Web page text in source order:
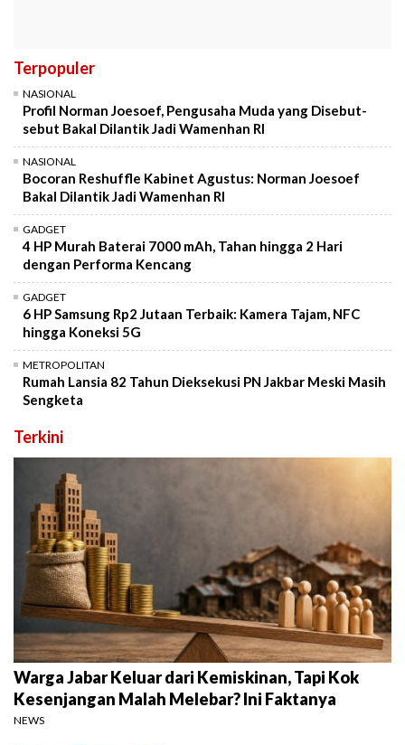
Terpopuler
NASIONAL
Profil Norman Joesoef, Pengusaha Muda yang Disebut-
sebut Bakal Dilantik Jadi Wamenhan RI
NASIONAL
Bocoran Reshuffle Kabinet Agustus: Norman Joesoef
Bakal Dilantik Jadi Wamenhan RI
GADGET
4 HP Murah Baterai 7000 mAh, Tahan hingga 2 Hari
dengan Performa Kencang
GADGET
6 HP Samsung Rp2 Jutaan Terbaik: Kamera Tajam, NFC
hingga Koneksi 5G
METROPOLITAN
Rumah Lansia 82 Tahun Dieksekusi PN Jakbar Meski Masih
Sengketa
Terkini
Warga Jabar Keluar dari Kemiskinan, Tapi Kok
Kesenjangan Malah Melebar? Ini Faktanya
NEWS